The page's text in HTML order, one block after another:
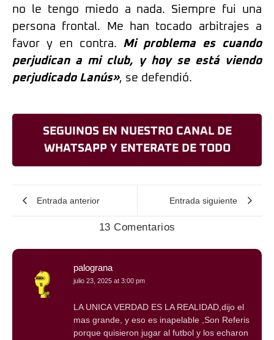
no le tengo miedo a nada. Siempre fui una
persona frontal. Me han tocado arbitrajes a
favor y en contra. Mi problema es cuando
perjudican a mi club, y hoy se está viendo
perjudicado Lanús», se defendió.
SEGUINOS EN NUESTRO CANAL DE
WHATSAPP Y ENTERATE DE TODO
Entrada anterior Entrada siguiente
13 Comentarios
palograna
julio 23, 2025 at 3:00 pm
LA UNICA VERDAD ES LA REALIDAD,dijo el
mas grande, y eso es inapelable ,Son Referis
porque quisieron jugar al futbol y los echaron